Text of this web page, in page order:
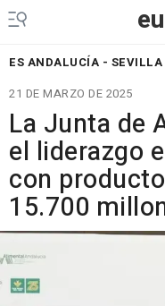
ES ANDALUCÍA - SEVILLA
21 DE MARZO DE 2025
La Junta de
el liderazgo
con
15.700